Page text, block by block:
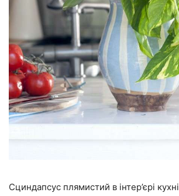
Сциндапсус плямистий в інтер’єрі кухні